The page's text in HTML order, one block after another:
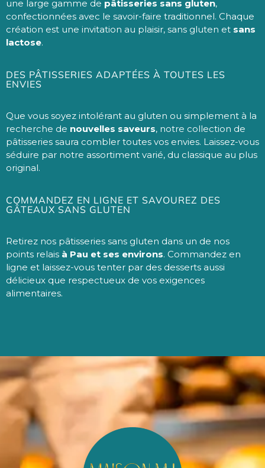
une large gamme de pâtisseries sans gluten,
confectionnées avec le savoir-faire traditionnel. Chaque
création est une invitation au plaisir, sans gluten et sans
lactose.
DES PÂTISSERIES ADAPTÉES À TOUTES LES
ENVIES
Que vous soyez intolérant au gluten ou simplement à la
recherche de nouvelles saveurs, notre collection de
pâtisseries saura combler toutes vos envies. Laissez-vous
séduire par notre assortiment varié, du classique au plus
original.
COMMANDEZ EN LIGNE ET SAVOUREZ DES
GÂTEAUX SANS GLUTEN
Retirez nos pâtisseries sans gluten dans un de nos
points relais à Pau et ses environs. Commandez en
ligne et laissez-vous tenter par des desserts aussi
délicieux que respectueux de vos exigences
alimentaires.